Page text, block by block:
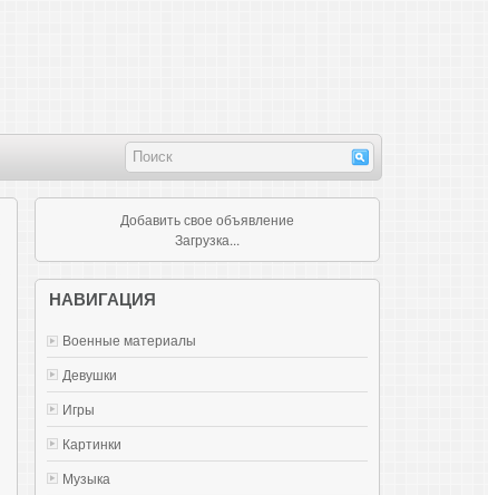
Добавить свое объявление
Загрузка...
НАВИГАЦИЯ
Военные материалы
Девушки
Игры
Картинки
Музыка